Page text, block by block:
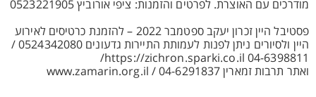
מודרכים עם האוצרת. לפרטים והזמנות: ציפי אורוביץ 0523221905
פסטיבל היין זכרון יעקב ספטמבר 2022 – להזמנת כרטיסים לאירוע
היין ולסיורים ניתן לפנות לעמותת התיירות גדעונים 0524342080 /
04-6398811 https://zichron.sparki.co.il/
ואתר תרבות זמארין www.zamarin.org.il / 04-6291837